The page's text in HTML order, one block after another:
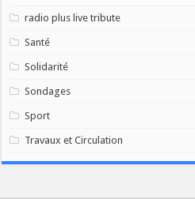
radio plus live tribute
Santé
Solidarité
Sondages
Sport
Travaux et Circulation